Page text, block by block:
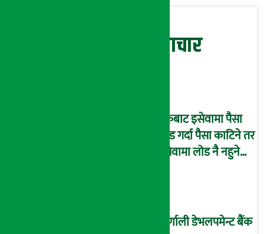
सम्बन्धित समाचार
बैंकबाट इसेवामा पैसा
लोड गर्दा पैसा काटिने तर
इसेवामा लोड नै नहुने
कर्णाली डेभलपमेन्ट बैंक